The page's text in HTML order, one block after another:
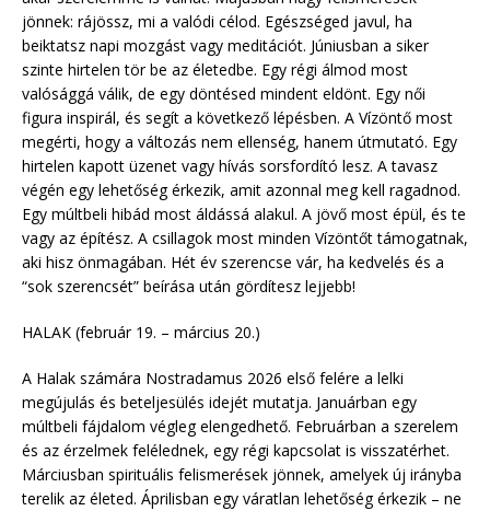
jönnek: rájössz, mi a valódi célod. Egészséged javul, ha
beiktatsz napi mozgást vagy meditációt. Júniusban a siker
szinte hirtelen tör be az életedbe. Egy régi álmod most
valósággá válik, de egy döntésed mindent eldönt. Egy női
figura inspirál, és segít a következő lépésben. A Vízöntő most
megérti, hogy a változás nem ellenség, hanem útmutató. Egy
hirtelen kapott üzenet vagy hívás sorsfordító lesz. A tavasz
végén egy lehetőség érkezik, amit azonnal meg kell ragadnod.
Egy múltbeli hibád most áldássá alakul. A jövő most épül, és te
vagy az építész. A csillagok most minden Vízöntőt támogatnak,
aki hisz önmagában. Hét év szerencse vár, ha kedvelés és a
“sok szerencsét” beírása után gördítesz lejjebb!
HALAK (február 19. – március 20.)
A Halak számára Nostradamus 2026 első felére a lelki
megújulás és beteljesülés idejét mutatja. Januárban egy
múltbeli fájdalom végleg elengedhető. Februárban a szerelem
és az érzelmek felélednek, egy régi kapcsolat is visszatérhet.
Márciusban spirituális felismerések jönnek, amelyek új irányba
terelik az életed. Áprilisban egy váratlan lehetőség érkezik – ne